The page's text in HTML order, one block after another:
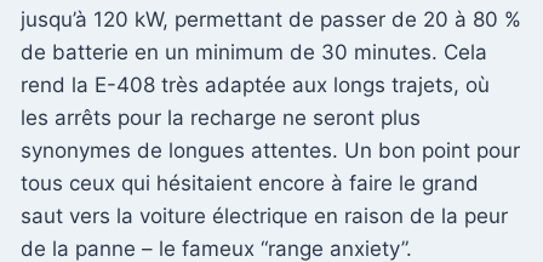
jusqu’à 120 kW, permettant de passer de 20 à 80 %
de batterie en un minimum de 30 minutes. Cela
rend la E-408 très adaptée aux longs trajets, où
les arrêts pour la recharge ne seront plus
synonymes de longues attentes. Un bon point pour
tous ceux qui hésitaient encore à faire le grand
saut vers la voiture électrique en raison de la peur
de la panne – le fameux “range anxiety”.